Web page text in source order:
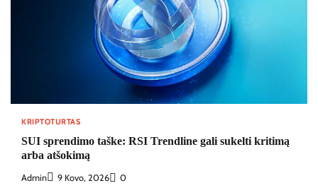
KRIPTOTURTAS
SUI sprendimo taške: RSI Trendline gali sukelti kritimą
arba atšokimą
Admin 9 Kovo, 2026 0